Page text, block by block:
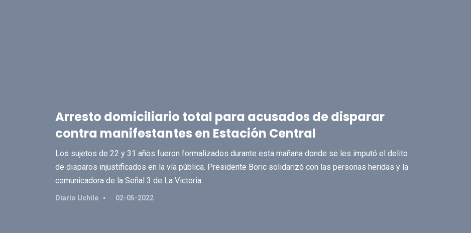
Arresto domiciliario total para acusados de disparar
contra manifestantes en Estación Central
Los sujetos de 22 y 31 años fueron formalizados durante esta mañana donde se les imputó el delito
de disparos injustificados en la vía pública. Presidente Boric solidarizó con las personas heridas y la
comunicadora de la Señal 3 de La Victoria.
Diario Uchile 02-05-2022